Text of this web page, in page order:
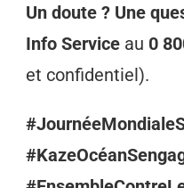
Un doute ? Une
Info Service au 0
et confidentiel).